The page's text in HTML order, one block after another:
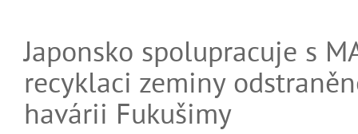
Japonsko spolupracuje s
recyklaci zeminy
havárii Fukušimy